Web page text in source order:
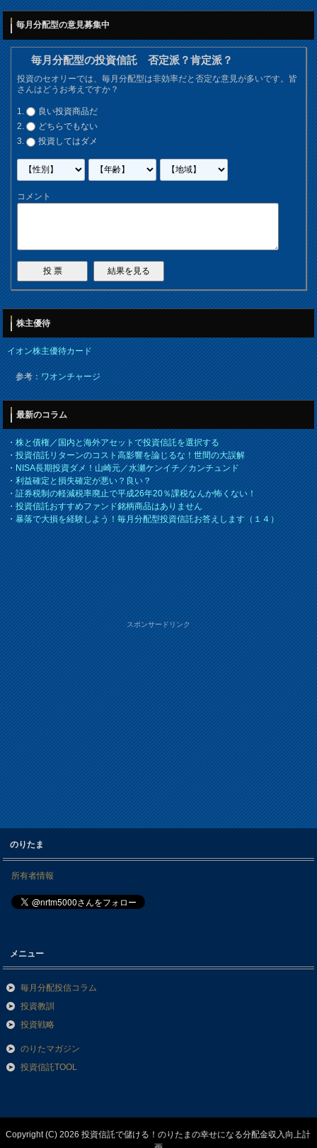
毎月分配型の意見募集中
毎月分配型の投資信託 否定派？肯定派？
投資のセオリーでは、毎月分配型は非効率だと否定な意見が多いです。皆
さんはどうお考えですか？
良い投資商品だ
どちらでもない
投資してはダメ
コメント
株主優待
イオン株主優待カード
参考：ワオンチャージ
最新のコラム
・株と債権／国内と海外アセットで投資信託を選択する
・投資信託リターンのコスト高影響を論じるな！世間の大誤解
・NISA長期投資ダメ！山崎元／水瀬ケンイチ／カンチュンド
・利益確定と損失確定が悪い？良い？
・証券税制の軽減税率廃止で平成26年20％課税なんか怖くない！
・投資信託おすすめファンド銘柄商品はありません
・暴落で大損を経験しよう！毎月分配型投資信託お答えします（１４）
スポンサードリンク
のりたま
所有者情報
メニュー
毎月分配投信コラム
投資教訓
投資戦略
のりたマガジン
投資信託TOOL
Copyright (C) 2026 投資信託で儲ける！のりたまの幸せになる分配金収入向上計